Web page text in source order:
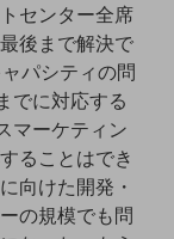
センター全席
後まで解決で
パシティの問
でに対応する
マーケティン
ることはでき
向けた開発・
の規模でも問